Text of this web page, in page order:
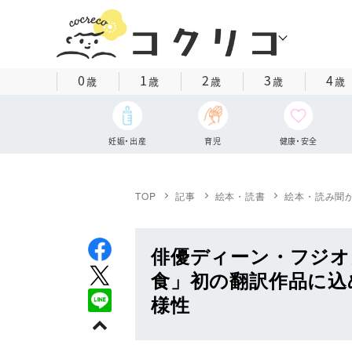
0歳 1歳 2歳 3歳 4歳
妊娠・出産 育児 健康・安全
TOP 記事 絵本・読書 絵本・読み聞
俳優ディーン・フジ
食」初の翻訳作品に
様性